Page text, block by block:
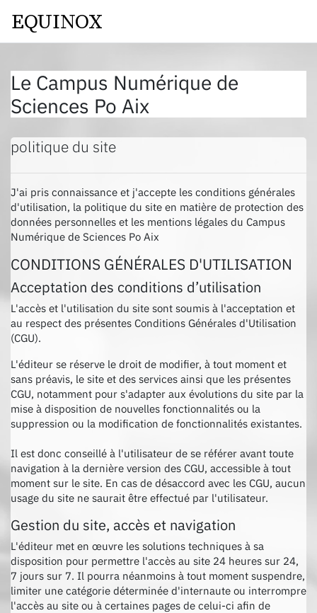
EQUINOX
Le Campus Numérique de
Sciences Po Aix
politique du site
J'ai pris connaissance et j'accepte les conditions générales
d'utilisation, la politique du site en matière de protection des
données personnelles et les mentions légales du Campus
Numérique de Sciences Po Aix
CONDITIONS GÉNÉRALES D'UTILISATION
Acceptation des conditions d’utilisation
L'accès et l'utilisation du site sont soumis à l'acceptation et
au respect des présentes Conditions Générales d'Utilisation
(CGU).
L'éditeur se réserve le droit de modifier, à tout moment et
sans préavis, le site et des services ainsi que les présentes
CGU, notamment pour s'adapter aux évolutions du site par la
mise à disposition de nouvelles fonctionnalités ou la
suppression ou la modification de fonctionnalités existantes.
Il est donc conseillé à l'utilisateur de se référer avant toute
navigation à la dernière version des CGU, accessible à tout
moment sur le site. En cas de désaccord avec les CGU, aucun
usage du site ne saurait être effectué par l'utilisateur.
Gestion du site, accès et navigation
L'éditeur met en œuvre les solutions techniques à sa
disposition pour permettre l'accès au site 24 heures sur 24,
7 jours sur 7. Il pourra néanmoins à tout moment suspendre,
limiter une catégorie déterminée d'internaute ou interrompre
l'accès au site ou à certaines pages de celui-ci afin de